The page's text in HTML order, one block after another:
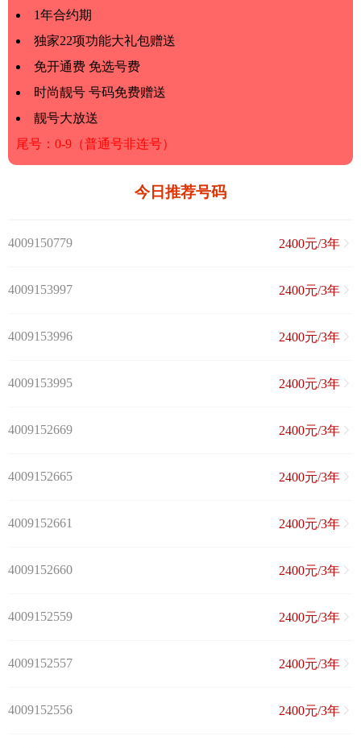
1年合约期
独家22项功能大礼包赠送
免开通费 免选号费
时尚靓号 号码免费赠送
靓号大放送
尾号：0-9（普通号非连号）
今日推荐号码
4009150779 2400元/3年
4009153997 2400元/3年
4009153996 2400元/3年
4009153995 2400元/3年
4009152669 2400元/3年
4009152665 2400元/3年
4009152661 2400元/3年
4009152660 2400元/3年
4009152559 2400元/3年
4009152557 2400元/3年
4009152556 2400元/3年